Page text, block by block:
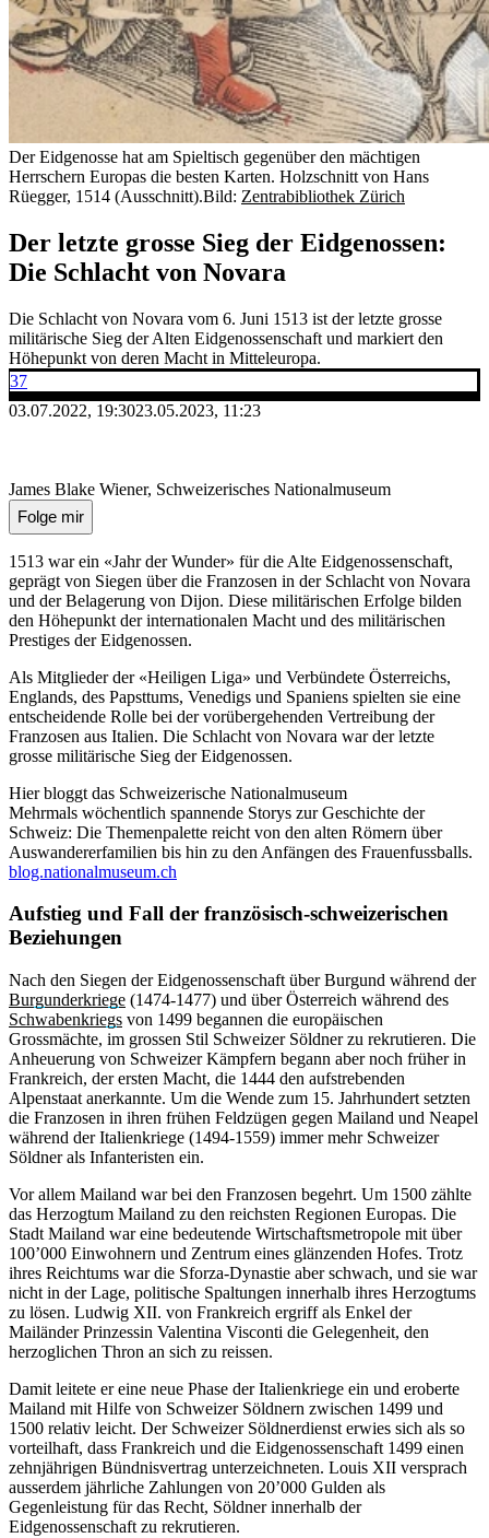
Der Eidgenosse hat am Spieltisch gegenüber den mächtigen
Herrschern Europas die besten Karten. Holzschnitt von Hans
Rüegger, 1514 (Ausschnitt).Bild: Zentrabibliothek Zürich
Der letzte grosse Sieg der Eidgenossen:
Die Schlacht von Novara
Die Schlacht von Novara vom 6. Juni 1513 ist der letzte grosse
militärische Sieg der Alten Eidgenossenschaft und markiert den
Höhepunkt von deren Macht in Mitteleuropa.
37
03.07.2022, 19:3023.05.2023, 11:23
James Blake Wiener, Schweizerisches Nationalmuseum
Folge mir
1513 war ein «Jahr der Wunder» für die Alte Eidgenossenschaft,
geprägt von Siegen über die Franzosen in der Schlacht von Novara
und der Belagerung von Dijon. Diese militärischen Erfolge bilden
den Höhepunkt der internationalen Macht und des militärischen
Prestiges der Eidgenossen.
Als Mitglieder der «Heiligen Liga» und Verbündete Österreichs,
Englands, des Papsttums, Venedigs und Spaniens spielten sie eine
entscheidende Rolle bei der vorübergehenden Vertreibung der
Franzosen aus Italien. Die Schlacht von Novara war der letzte
grosse militärische Sieg der Eidgenossen.
Hier bloggt das Schweizerische Nationalmuseum
Mehrmals wöchentlich spannende Storys zur Geschichte der
Schweiz: Die Themenpalette reicht von den alten Römern über
Auswandererfamilien bis hin zu den Anfängen des Frauenfussballs.
blog.nationalmuseum.ch
Aufstieg und Fall der franzö­sisch-schwei­ze­ri­schen
Beziehungen
Nach den Siegen der Eidgenossenschaft über Burgund während der
Burgunderkriege (1474-1477) und über Österreich während des
Schwabenkriegs von 1499 begannen die europäischen
Grossmächte, im grossen Stil Schweizer Söldner zu rekrutieren. Die
Anheuerung von Schweizer Kämpfern begann aber noch früher in
Frankreich, der ersten Macht, die 1444 den aufstrebenden
Alpenstaat anerkannte. Um die Wende zum 15. Jahrhundert setzten
die Franzosen in ihren frühen Feldzügen gegen Mailand und Neapel
während der Italienkriege (1494-1559) immer mehr Schweizer
Söldner als Infanteristen ein.
Vor allem Mailand war bei den Franzosen begehrt. Um 1500 zählte
das Herzogtum Mailand zu den reichsten Regionen Europas. Die
Stadt Mailand war eine bedeutende Wirtschaftsmetropole mit über
100’000 Einwohnern und Zentrum eines glänzenden Hofes. Trotz
ihres Reichtums war die Sforza-Dynastie aber schwach, und sie war
nicht in der Lage, politische Spaltungen innerhalb ihres Herzogtums
zu lösen. Ludwig XII. von Frankreich ergriff als Enkel der
Mailänder Prinzessin Valentina Visconti die Gelegenheit, den
herzoglichen Thron an sich zu reissen.
Damit leitete er eine neue Phase der Italienkriege ein und eroberte
Mailand mit Hilfe von Schweizer Söldnern zwischen 1499 und
1500 relativ leicht. Der Schweizer Söldnerdienst erwies sich als so
vorteilhaft, dass Frankreich und die Eidgenossenschaft 1499 einen
zehnjährigen Bündnisvertrag unterzeichneten. Louis XII versprach
ausserdem jährliche Zahlungen von 20’000 Gulden als
Gegenleistung für das Recht, Söldner innerhalb der
Eidgenossenschaft zu rekrutieren.